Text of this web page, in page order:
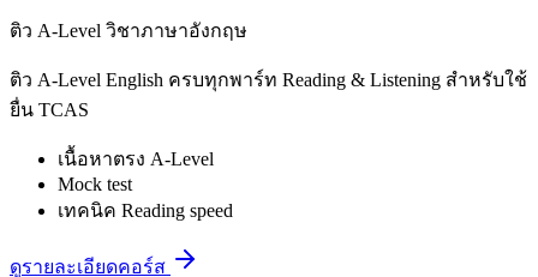
ติว A-Level วิชาภาษาอังกฤษ
ติว A-Level English ครบทุกพาร์ท Reading & Listening สำหรับใช้
ยื่น TCAS
เนื้อหาตรง A-Level
Mock test
เทคนิค Reading speed
ดูรายละเอียดคอร์ส